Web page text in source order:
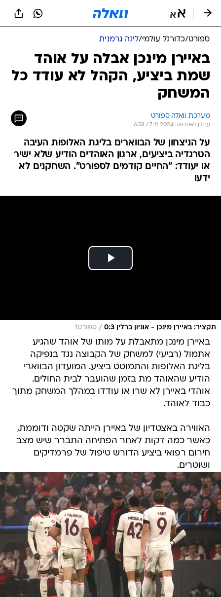
ספורט/כדורגל עולמי/ליגה גרמנית
באיירן מינכן אבלה על אוהד
שמת ביציע, הקהל לא עודד כל
המשחק
מערכת וואלה ספורט
עודכן לאחרונה: 7.11.2024 / 6:58
על הניצחון של הבווארים בליגת האלופות העיבה
הטרגדיה ביציעים, ארגון האוהדים הודיע שלא ישיר
או יעודד: "החיים קודמים לספורט". השחקנים לא
ידעו
תקציר: באיירן מינכן - אוניון ברלין 0:3 / ספורט1
באיירן מינכן מתאבלת על מותו של אוהד שהגיע
אתמול (רביעי) למשחק של הקבוצה נגד בנפיקה
בליגת האלופות והתמוטט ביציע. המועדון הבווארי
הודיע שהאוהד מת בזמן שהועבר לבית החולים.
אוהדי באיירן לא שרו או עודדו במהלך המשחק מתוך
כבוד לאוהד.
האווירה באצטדיון של באיירן הייתה שקטה ודוממת,
כאשר כמה דקות לאחר הפתיחה התברר שיש מצב
חירום רפואי ביציע הדורש טיפול של פרמדיקים
ושוטרים.